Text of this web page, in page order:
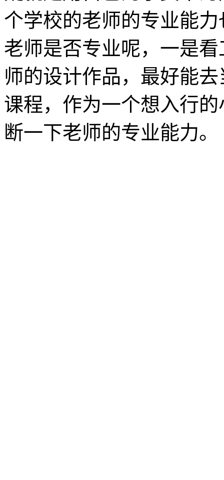
个学校的老师的专业能
老师是否专业呢，一是
师的设计作品，最好能
课程，作为一个想入行
断一下老师的专业能力。